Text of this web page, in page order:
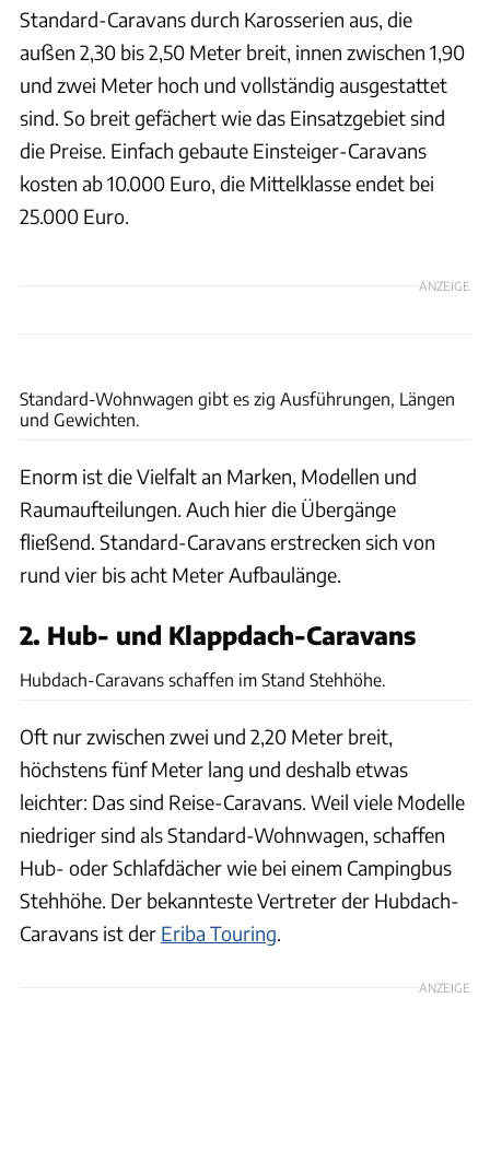
Standard-Caravans durch Karosserien aus, die
außen 2,30 bis 2,50 Meter breit, innen zwischen 1,90
und zwei Meter hoch und vollständig ausgestattet
sind. So breit gefächert wie das Einsatzgebiet sind
die Preise. Einfach gebaute Einsteiger-Caravans
kosten ab 10.000 Euro, die Mittelklasse endet bei
25.000 Euro.
ANZEIGE
Standard-Wohnwagen gibt es zig Ausführungen, Längen
und Gewichten.
Enorm ist die Vielfalt an Marken, Modellen und
Raumaufteilungen. Auch hier die Übergänge
fließend. Standard-Caravans erstrecken sich von
rund vier bis acht Meter Aufbaulänge.
2. Hub- und Klappdach-Caravans
Hubdach-Caravans schaffen im Stand Stehhöhe.
Oft nur zwischen zwei und 2,20 Meter breit,
höchstens fünf Meter lang und deshalb etwas
leichter: Das sind Reise-Caravans. Weil viele Modelle
niedriger sind als Standard-Wohnwagen, schaffen
Hub- oder Schlafdächer wie bei einem Campingbus
Stehhöhe. Der bekannteste Vertreter der Hubdach-
Caravans ist der Eriba Touring.
ANZEIGE